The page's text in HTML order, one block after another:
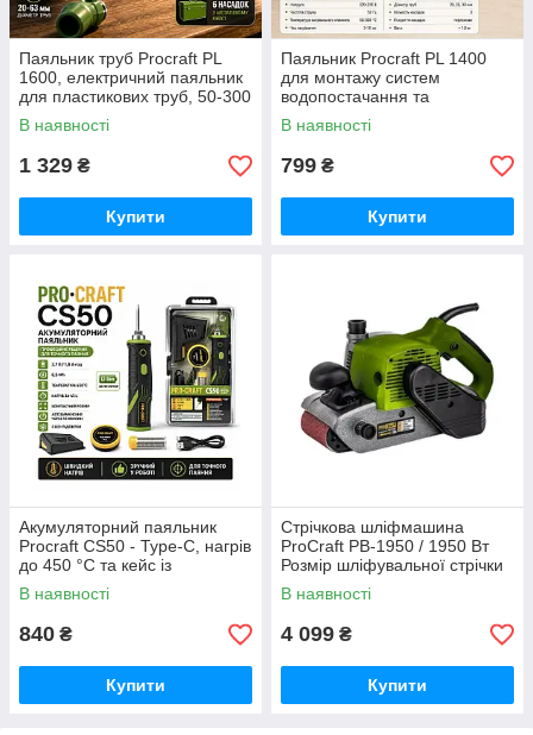
Паяльник труб Procraft PL
1600, електричний паяльник
для пластикових труб, 50-300
градусів 63 мм із насадками,
для дачі та гаража
В наявності
1 329 ₴
Купити
Паяльник Procraft PL 1400
для монтажу систем
водопостачання та
опалення, з регулюванням
температури відмінний вибір
В наявності
799 ₴
Купити
Акумуляторний паяльник
Procraft CS50 - Туре-C, нагрів
до 450 °С та кейс із
приладдям Німеччина
В наявності
840 ₴
Купити
Стрічкова шліфмашина
ProCraft PB-1950 / 1950 Вт
Розмір шліфувальної стрічки
100*610 мм Німеччина
В наявності
4 099 ₴
Купити